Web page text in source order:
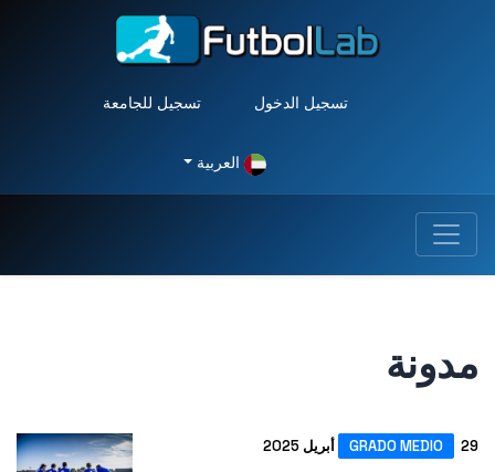
تسجيل الدخول تسجيل للجامعة
العربية
مدونة
GRADO MEDIO 29 أبريل 2025